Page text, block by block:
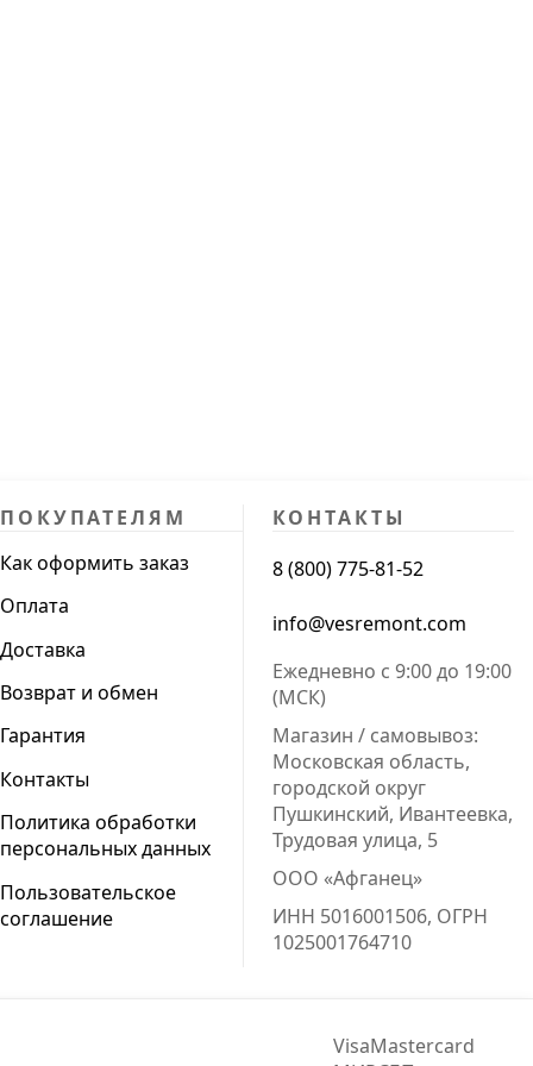
ПОКУПАТЕЛЯМ
Как оформить заказ
Оплата
Доставка
Возврат и обмен
Гарантия
Контакты
Политика обработки
персональных данных
Пользовательское
соглашение
КОНТАКТЫ
8 (800) 775-81-52
info@vesremont.com
Ежедневно с 9:00 до 19:00
(МСК)
Магазин / самовывоз:
Московская область,
городской округ
Пушкинский, Ивантеевка,
Трудовая улица, 5
ООО «Афганец»
ИНН 5016001506, ОГРН
1025001764710
VisaMastercard